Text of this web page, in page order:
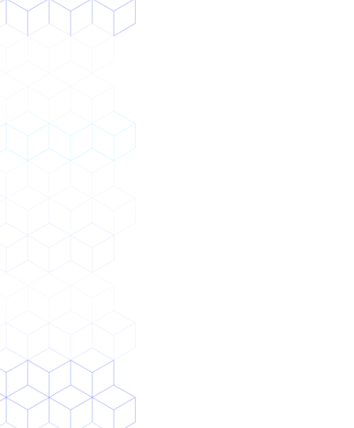
まずはROIを見積もりたいが、見当がつかない
導入しても社員が使ってくれない
ル・ワークフローも策定し、すぐ使える状態ま
で導入
東大卒・理研AI研究者の連続起業家・元日系最
大手経営企画が監修した研修を、業務に合わせ